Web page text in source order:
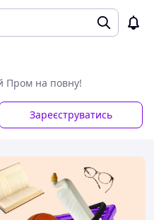
Пром на повну!
Зареєструватись